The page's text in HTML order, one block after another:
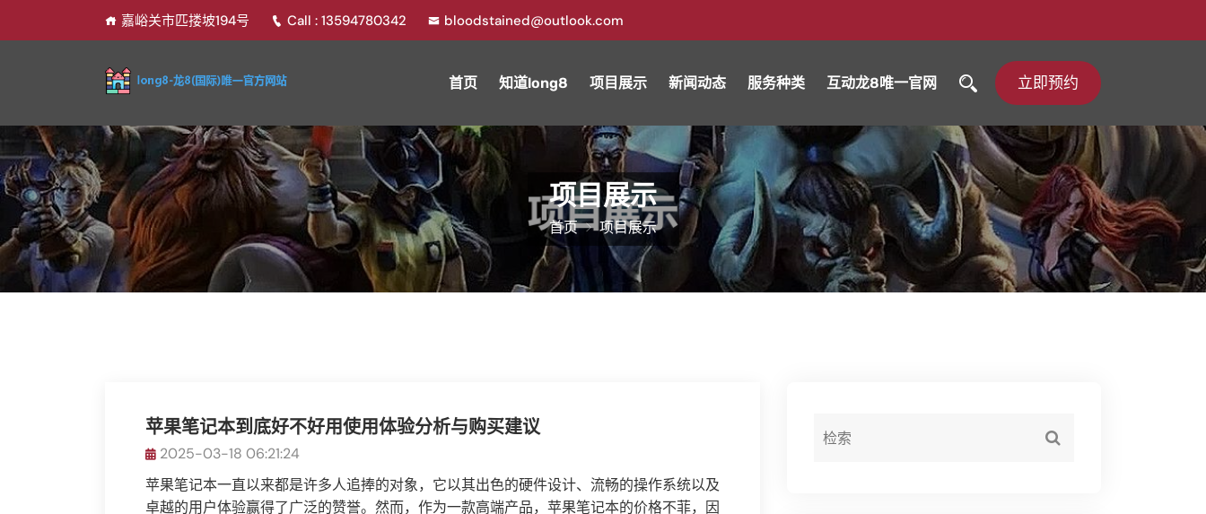
嘉峪关市匹搂坡194号 Call : 13594780342 bloodstained@outlook.com
首页 知道long8 项目展示 新闻动态 服务种类 互动龙8唯一官网 立即预约
项目展示
首页 项目展示
苹果笔记本到底好不好用使用体验分析与购买建议
2025-03-18 06:21:24
苹果笔记本一直以来都是许多人追捧的对象，它以其出色的硬件设计、流畅的操作系统以及
卓越的用户体验赢得了广泛的赞誉。然而，作为一款高端产品，苹果笔记本的价格不菲，因